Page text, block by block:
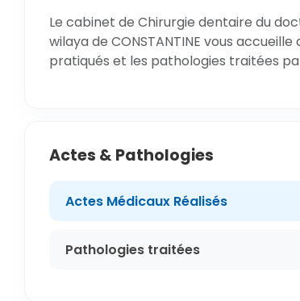
Le cabinet de Chirurgie dentaire du
wilaya de CONSTANTINE vous
pratiqués et les pathologies traitées
Actes & Pathologies
Actes Médicaux Réalisés
Pathologies traitées